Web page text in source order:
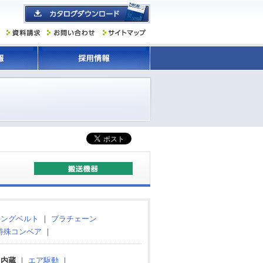
グベルト ｜ プラチェーン
殊コンベア ｜
蔵｜ エア駆動 ｜